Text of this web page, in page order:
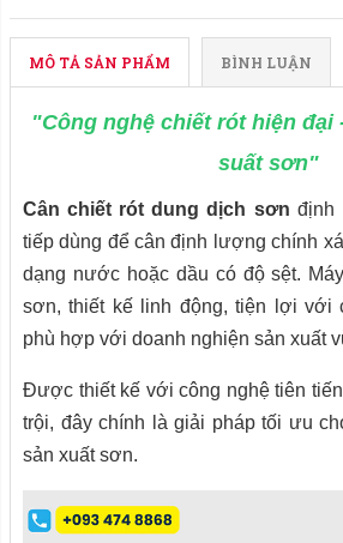
MÔ TẢ SẢN PHẨM BÌNH LUẬN
"Công nghệ chiết rót hiện đại
suất sơn"
Cân chiết rót dung dịch sơn định
tiếp dùng để cân định lượng chính
dạng nước hoặc dầu có độ sệt.
sơn, thiết kế linh động, tiện lợi với
phù hợp với doanh nghiện sản xuất
Được thiết kế với công nghệ tiên
trội, đây chính là giải pháp tối ưu
sản xuất sơn.